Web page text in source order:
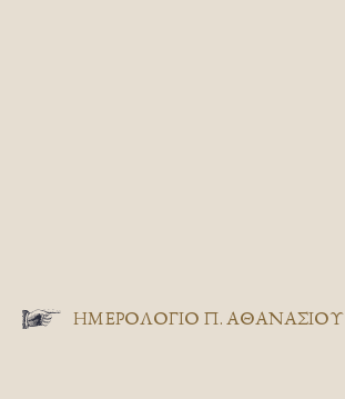
ΗΜΕΡΟΛΟΓΙΟ Π. ΑΘΑΝΑΣΙΟΥ